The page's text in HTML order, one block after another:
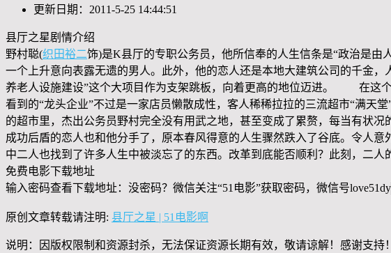
更新日期：2011-5-25 14:44:51
县厅之星剧情介绍
野村聪(织田裕二饰)是K县厅的专职公务员，他所信奉的人生信条是“政治是
一个上升意向表露无遗的男人。此外，他的恋人还是本地大建筑公司的千金
养老人设施建设”这个大项目作为支架跳板，向着更高的地位迈进。 在这
看到的“龙头企业”不过是一家店员懒散成性，客人稀稀拉拉的三流超市“满天
的超市里，杰出公务员野村完全没有用武之地，甚至变成了累赘，每当有状
成功后盾的恋人也和他分手了，原本春风得意的人生骤然跌入了谷底。令人
中二人也找到了许多人生中被淡忘了的东西。改革到底能否顺利？此刻，二
免费电影下载地址
输入密码查看下载地址：没密码？微信关注“51电影”获取密码，微信号love51dy
原创文章转载请注明: 县厅之星 | 51电影啊
说明：因版权限制和资源封杀，无法保证资源长期有效，敬请谅解！感谢支持！